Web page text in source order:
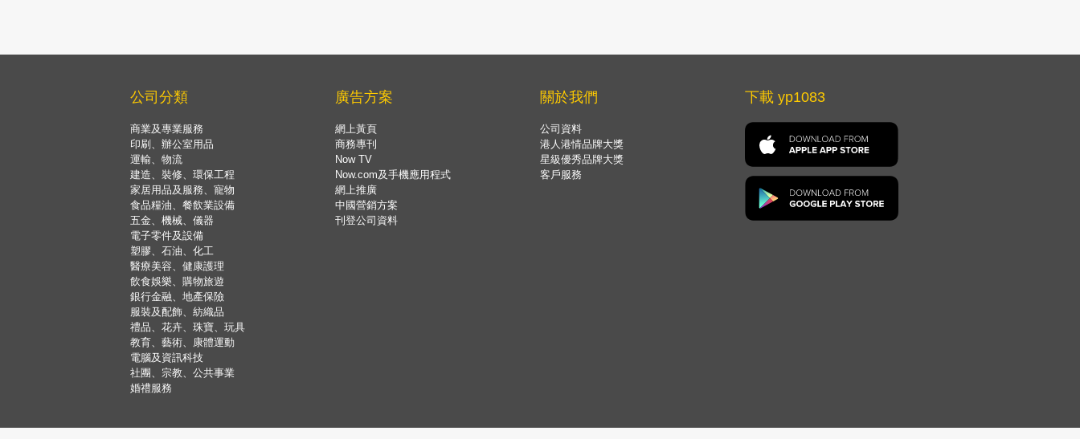
公司分類
商業及專業服務
印刷、辦公室用品
運輸、物流
建造、裝修、環保工程
家居用品及服務、寵物
食品糧油、餐飲業設備
五金、機械、儀器
電子零件及設備
塑膠、石油、化工
醫療美容、健康護理
飲食娛樂、購物旅遊
銀行金融、地產保險
服裝及配飾、紡織品
禮品、花卉、珠寶、玩具
教育、藝術、康體運動
電腦及資訊科技
社團、宗教、公共事業
婚禮服務
廣告方案
網上黃頁
商務專刊
Now TV
Now.com及手機應用程式
網上推廣
中國營銷方案
刊登公司資料
關於我們
公司資料
港人港情品牌大獎
星級優秀品牌大獎
客戶服務
下載 yp1083